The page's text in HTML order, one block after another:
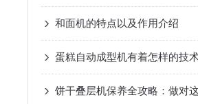
和面机的特点以及作用介绍